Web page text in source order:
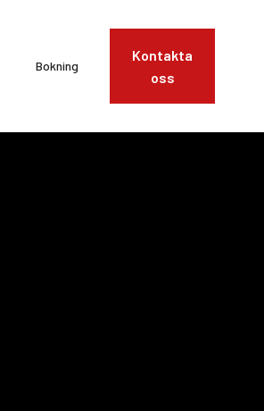
Bokning
Kontakta
oss